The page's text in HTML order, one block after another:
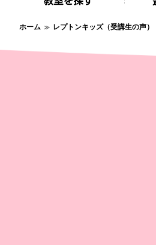
ホーム レプトンキッズ（受講生の声）